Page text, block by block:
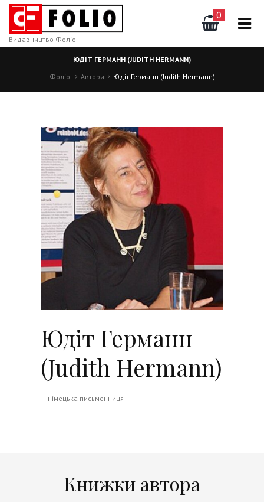
0
Видавництво Фоліо
ЮДІТ ГЕРМАНН (JUDITH HERMANN)
Фоліо
Автори Юдіт Германн (Judith Hermann)
Юдіт Германн
(Judith Hermann)
— німецька письменниця
Книжки автора